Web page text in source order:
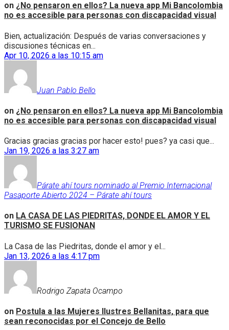
on ¿No pensaron en ellos? La nueva app Mi Bancolombia
no es accesible para personas con discapacidad visual
Bien, actualización: Después de varias conversaciones y
discusiones técnicas en...
Apr 10, 2026 a las 10:15 am
Juan Pablo Bello
on ¿No pensaron en ellos? La nueva app Mi Bancolombia
no es accesible para personas con discapacidad visual
Gracias gracias gracias por hacer esto! pues? ya casi que...
Jan 19, 2026 a las 3:27 am
Párate ahí tours nominado al Premio Internacional
Pasaporte Abierto 2024 – Párate ahí tours
on LA CASA DE LAS PIEDRITAS, DONDE EL AMOR Y EL
TURISMO SE FUSIONAN
La Casa de las Piedritas, donde el amor y el...
Jan 13, 2026 a las 4:17 pm
Rodrigo Zapata Ocampo
on Postula a las Mujeres Ilustres Bellanitas, para que
sean reconocidas por el Concejo de Bello